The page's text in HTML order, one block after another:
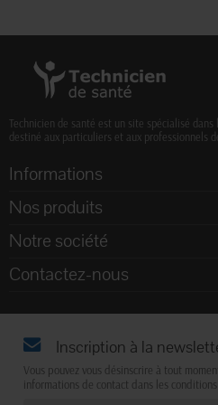
Technicien de santé est un site spécialisé
destiné aux particuliers et aux professionnels
Informations
Nos produits
Notre société
Contactez-nous
Inscription à la
Vous pouvez vous désinscrire à tout
informations de contact dans les